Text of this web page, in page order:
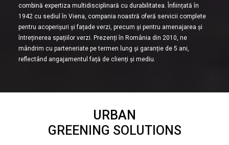
combină expertiza multidisciplinară cu durabilitatea. Înființată în
1942 cu sediul în Viena, compania noastră oferă servicii complete
pentru acoperișuri și fațade verzi, precum și pentru amenajarea și
întreținerea spațiilor verzi. Prezenți în România din 2010, ne
mândrim cu parteneriate pe termen lung și garanție de 5 ani,
reflectând angajamentul față de clienți și mediu.
URBAN
GREENING SOLUTIONS